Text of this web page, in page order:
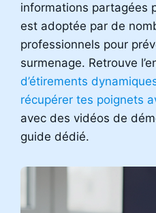
informations partagées
est adoptée par de
professionnels pour
surmenage. Retrouve
d’étirements
récupérer tes poignets
avec des vidéos de
guide dédié.